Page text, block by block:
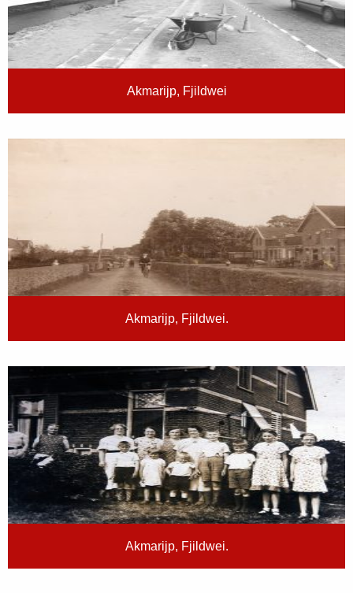
Akmarijp, Fjildwei
Akmarijp, Fjildwei.
Akmarijp, Fjildwei.